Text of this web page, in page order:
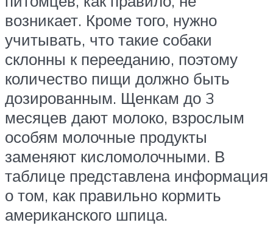
возникает. Кроме того, нужно
учитывать, что такие собаки
склонны к перееданию, поэтому
количество пищи должно быть
дозированным. Щенкам до 3
месяцев дают молоко, взрослым
особям молочные продукты
заменяют кисломолочными. В
таблице представлена информация
о том, как правильно кормить
американского шпица.